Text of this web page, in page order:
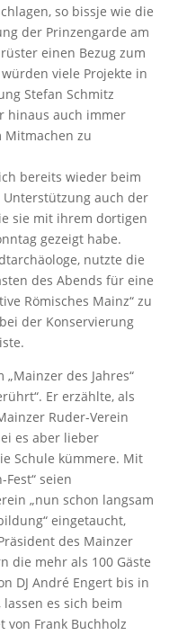
so bissje wie die
der Prinzengarde am
einen Bezug zum
viele Projekte in
Stefan Schmitz
hinaus auch immer
Mitmachen zu
bereits wieder beim
Unterstützung auch der
sie mit ihrem dortigen
gezeigt habe.
nutzte die
des Abends für eine
Römisches Mainz“ zu
der Konservierung
des Jahres“
Er erzählte, als
Ruder-Verein
es aber lieber
Schule kümmere. Mit
seien
„nun schon langsam
eingetaucht,
des Mainzer
die mehr als 100 Gäste
DJ André Engert bis in
es sich beim
von Frank Buchholz